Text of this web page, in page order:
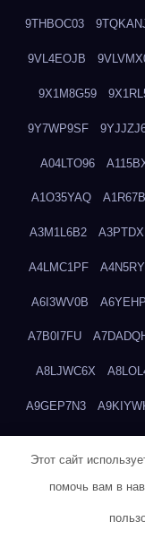
9THBOC03
9VL4EOJB
9X1M8G59
9Y7WP9SF
A04LTO96
A1O35YAQ
A3M1L6B2
A4LMC1PF
A6I3WV0B
A7B0I7FU
A8LJWC6X
A9GEP7N3
Этот сайт
помочь вам в